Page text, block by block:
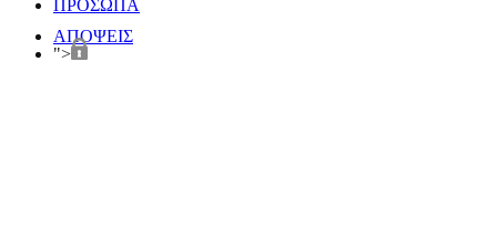
ΠΡΟΣΩΠΑ
ΑΠΟΨΕΙΣ
">